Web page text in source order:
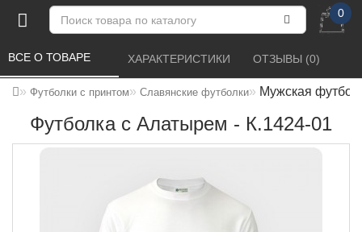
0
Футболки с принтом Славянские футболки Мужская
Футболка с Алатырем - К.1424-01
ВСЕ О ТОВАРЕ ХАРАКТЕРИСТИКИ ОТЗЫВЫ (0)